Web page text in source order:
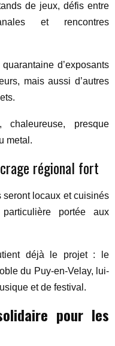
de jeux, défis entre
et rencontres
d’exposants
mais aussi d’autres
chaleureuse, presque
metal.
régional fort
locaux et cuisinés
portée aux
déjà le projet : le
du Puy-en-Velay, lui-
et de festival.
pour les